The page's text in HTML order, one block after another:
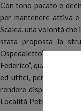
Con tono pacato e
per mantenere attiva
Scalea, una volontà
stata proposta la
Ospedaletto”), gestita
Federico”, quale
ed uffici, per gli spazi
rendere disponibili, in
Località Petrosa e la